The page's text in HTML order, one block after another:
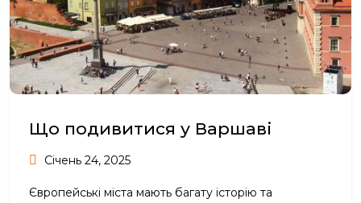
Що подивитися у Варшаві
Січень 24, 2025
Європейські міста мають багату історію та